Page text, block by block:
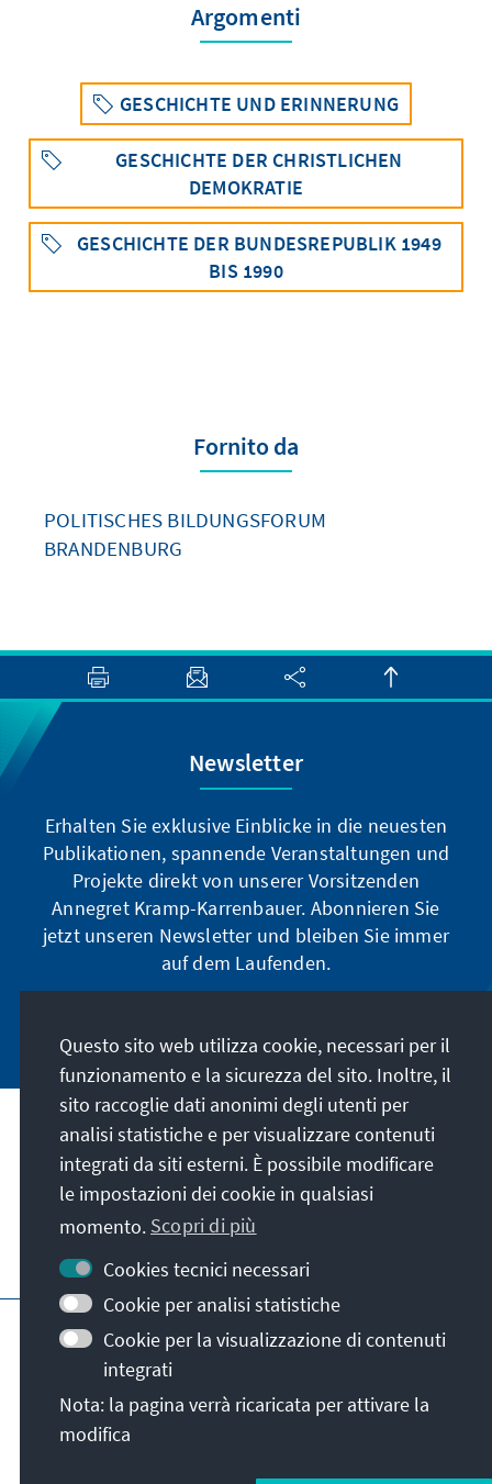
Argomenti
GESCHICHTE UND ERINNERUNG
GESCHICHTE DER CHRISTLICHEN
DEMOKRATIE
GESCHICHTE DER BUNDESREPUBLIK 1949
BIS 1990
Fornito da
POLITISCHES BILDUNGSFORUM
BRANDENBURG
Newsletter
Erhalten Sie exklusive Einblicke in die neuesten
Publikationen, spannende Veranstaltungen und
Projekte direkt von unserer Vorsitzenden
Annegret Kramp-Karrenbauer. Abonnieren Sie
jetzt unseren Newsletter und bleiben Sie immer
auf dem Laufenden.
La nostra missione
Contatto
Altre offerte della fondazione
Colophon
Termini e condizioni
Erklärung zur Barrierefreiheit
Mappa del sito
© Konrad-Adenauer-Stiftung e.V. 2026
Questo sito web utilizza cookie, necessari per il
funzionamento e la sicurezza del sito. Inoltre, il
sito raccoglie dati anonimi degli utenti per
analisi statistiche e per visualizzare contenuti
integrati da siti esterni. È possibile modificare
le impostazioni dei cookie in qualsiasi
momento. Scopri di più
Cookies tecnici necessari
Cookie per analisi statistiche
Cookie per la visualizzazione di contenuti
integrati
Nota: la pagina verrà ricaricata per attivare la
modifica